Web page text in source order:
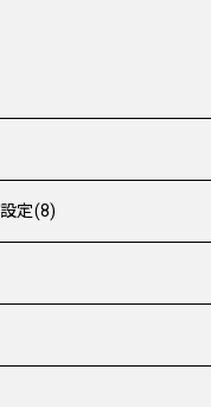
定(8)